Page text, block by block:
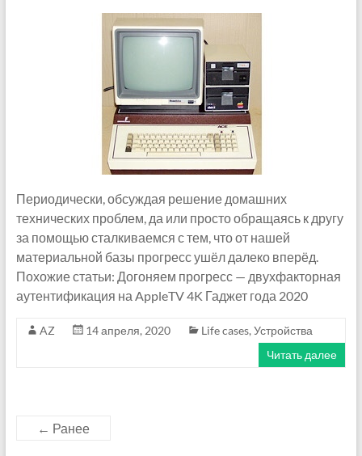
Периодически, обсуждая решение домашних
технических проблем, да или просто обращаясь к другу
за помощью сталкиваемся с тем, что от нашей
материальной базы прогресс ушёл далеко вперёд.
Похожие статьи: Догоняем прогресс — двухфакторная
аутентификация на AppleTV 4K Гаджет года 2020
AZ 14 апреля, 2020 Life cases, Устройства
Читать далее
← Ранее